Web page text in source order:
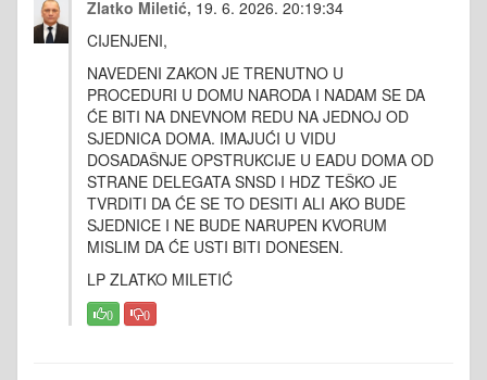
Zlatko Miletić, 19. 6. 2026. 20:19:34
CIJENJENI,
NAVEDENI ZAKON JE TRENUTNO U
PROCEDURI U DOMU NARODA I NADAM SE DA
ĆE BITI NA DNEVNOM REDU NA JEDNOJ OD
SJEDNICA DOMA. IMAJUĆI U VIDU
DOSADAŠNJE OPSTRUKCIJE U EADU DOMA OD
STRANE DELEGATA SNSD I HDZ TEŠKO JE
TVRDITI DA ĆE SE TO DESITI ALI AKO BUDE
SJEDNICE I NE BUDE NARUPEN KVORUM
MISLIM DA ĆE USTI BITI DONESEN.
LP ZLATKO MILETIĆ
0 0